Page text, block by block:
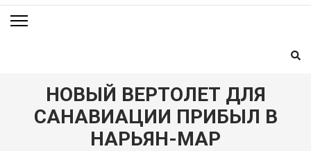
НОВЫЙ ВЕРТОЛЕТ ДЛЯ
САНАВИАЦИИ ПРИБЫЛ В
НАРЬЯН-МАР